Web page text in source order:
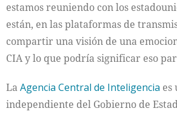
estamos reuniendo con los
están, en las plataformas de
compartir una visión de una
CIA y lo que podría significar eso
LaAgencia Central de Inteligencia es
independiente del Gobierno de